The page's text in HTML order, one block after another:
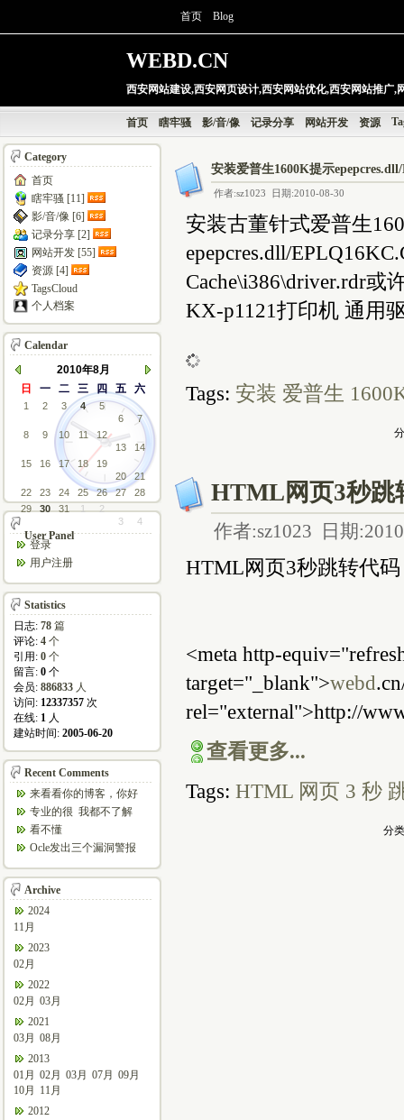
首页 Blog
WEBD.CN
西安网站建设,西安网页设计,西安网站优化,西安网站推广,
首页 瞎牢骚 影/音/像 记录分享 网站开发 资源
安装爱普生1600K提示
作者:sz1023 日期:2010-08-30
安装古董针式爱普生
epepcres.dll/
Cache\i386\driver.rdr或
KX-p1121打印机 通用
Tags: 安装 爱普生
HTML网页3秒跳
作者:sz1023 日期
HTML网页3秒跳转代码
<meta http-
target="_blank">webd
rel="external">http://
查看更多...
Tags: HTML 网页 3 秒
分
Category
首页
瞎牢骚 [11]
影/音/像 [6]
记录分享 [2]
网站开发 [55]
资源 [4]
TagsCloud
个人档案
Calendar
2010年8月
日
一 二 三 四 五 六
1 2 3 4
5
6
7
8
9 10 11
12
13
14
15
16 17 18
19
20
21
22
23 24 25 26 27
28
29
30 31 1
2
3
4
User Panel
登录
用户注册
Statistics
日志: 78 篇
评论: 4 个
引用: 0 个
留言: 0 个
会员: 886833 人
访问: 12337357 次
在线: 1 人
建站时间: 2005-06-20
Recent Comments
来看看你的博客，你好
哦，你是“我受够了”吗
专业的很 我都不了解
看不懂
Ocle发出三个漏洞警报
Archive
2024
11月
2023
02月
2022
02月 03月
2021
03月 08月
2013
01月 02月 03月 07月 09月
10月
11月
2012